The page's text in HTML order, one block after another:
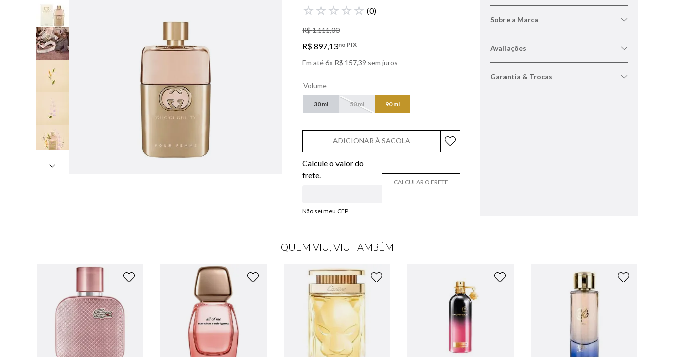
☆ ☆ ☆ ☆ ☆ (0)
R$1.111,00
R$897,13no PIX
Em até6x R$ 157,39 sem juros
Volume
30 ml 50 ml 90 ml
ADICIONAR À SACOLA
Não sei meu CEP
CALCULAR O FRETE
Sobre a Marca
Avaliações
Garantia & Trocas
QUEM VIU, VIU TAMBÉM